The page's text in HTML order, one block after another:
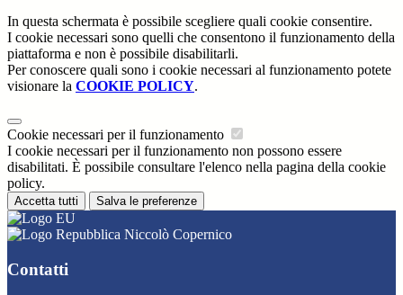
In questa schermata è possibile scegliere quali cookie consentire.
I cookie necessari sono quelli che consentono il funzionamento della
piattaforma e non è possibile disabilitarli.
Per conoscere quali sono i cookie necessari al funzionamento potete
visionare la COOKIE POLICY.
Cookie necessari per il funzionamento
I cookie necessari per il funzionamento non possono essere
disabilitati. È possibile consultare l'elenco nella pagina della cookie
policy.
Accetta tutti Salva le preferenze
Niccolò Copernico
Contatti